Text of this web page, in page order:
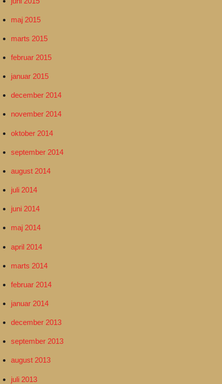
maj 2015
marts 2015
februar 2015
januar 2015
december 2014
november 2014
oktober 2014
september 2014
august 2014
juli 2014
juni 2014
maj 2014
april 2014
marts 2014
februar 2014
januar 2014
december 2013
september 2013
august 2013
juli 2013